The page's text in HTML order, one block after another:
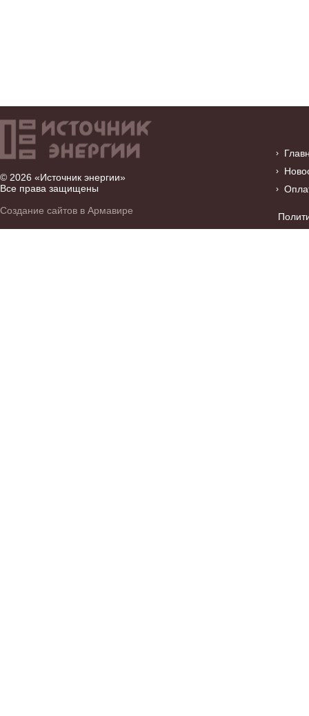
© 2026 «Источник энергии»
Все права защищены
Создание сайтов в Армавире